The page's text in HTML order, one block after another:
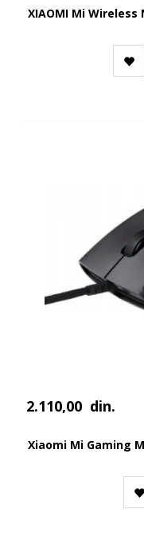
XIAOMI Mi Wireless
2.110,00 din.
Xiaomi Mi Gaming